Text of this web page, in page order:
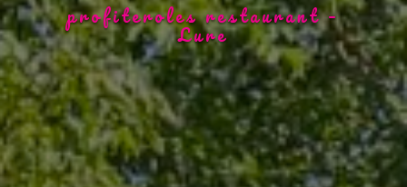
profiteroles restaurant –
Lure